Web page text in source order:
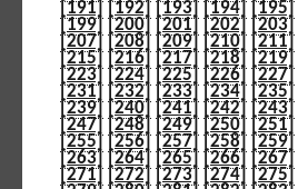
[191] [192] [193] [194] [195]
[199] [200] [201] [202] [203]
[207] [208] [209] [210] [211]
[215] [216] [217] [218] [219]
[223] [224] [225] [226] [227]
[231] [232] [233] [234] [235]
[239] [240] [241] [242] [243]
[247] [248] [249] [250] [251]
[255] [256] [257] [258] [259]
[263] [264] [265] [266] [267]
[271] [272] [273] [274] [275]